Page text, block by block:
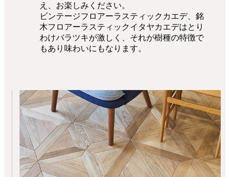
え、お楽しみください。
ビンテージフロアーラスティックカエデ、銘
木フロアーラスティックイタヤカエデはとり
わけバラツキが激しく、それが樹種の特徴で
もあり味わいにもなります。